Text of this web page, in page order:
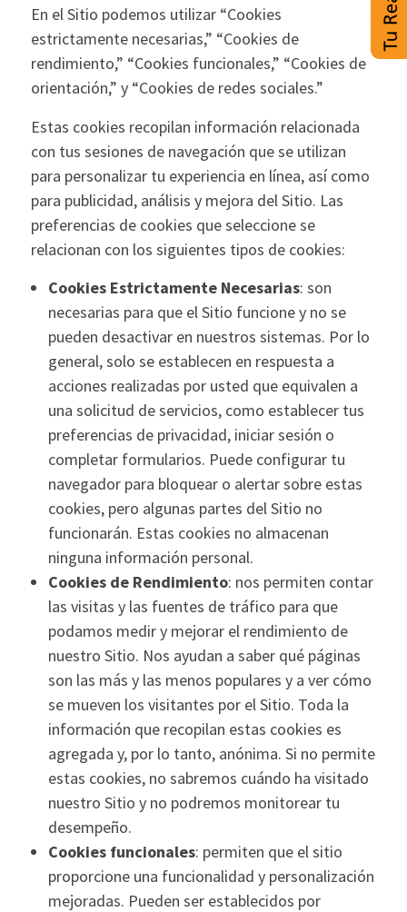
En el Sitio podemos utilizar “Cookies
estrictamente necesarias,” “Cookies de
rendimiento,” “Cookies funcionales,” “Cookies de
orientación,” y “Cookies de redes sociales.”
Estas cookies recopilan información relacionada
con tus sesiones de navegación que se utilizan
para personalizar tu experiencia en línea, así como
para publicidad, análisis y mejora del Sitio. Las
preferencias de cookies que seleccione se
relacionan con los siguientes tipos de cookies:
Cookies Estrictamente Necesarias: son
necesarias para que el Sitio funcione y no se
pueden desactivar en nuestros sistemas. Por lo
general, solo se establecen en respuesta a
acciones realizadas por usted que equivalen a
una solicitud de servicios, como establecer tus
preferencias de privacidad, iniciar sesión o
completar formularios. Puede configurar tu
navegador para bloquear o alertar sobre estas
cookies, pero algunas partes del Sitio no
funcionarán. Estas cookies no almacenan
ninguna información personal.
Cookies de Rendimiento: nos permiten contar
las visitas y las fuentes de tráfico para que
podamos medir y mejorar el rendimiento de
nuestro Sitio. Nos ayudan a saber qué páginas
son las más y las menos populares y a ver cómo
se mueven los visitantes por el Sitio. Toda la
información que recopilan estas cookies es
agregada y, por lo tanto, anónima. Si no permite
estas cookies, no sabremos cuándo ha visitado
nuestro Sitio y no podremos monitorear tu
desempeño.
Cookies funcionales: permiten que el sitio
proporcione una funcionalidad y personalización
mejoradas. Pueden ser establecidos por